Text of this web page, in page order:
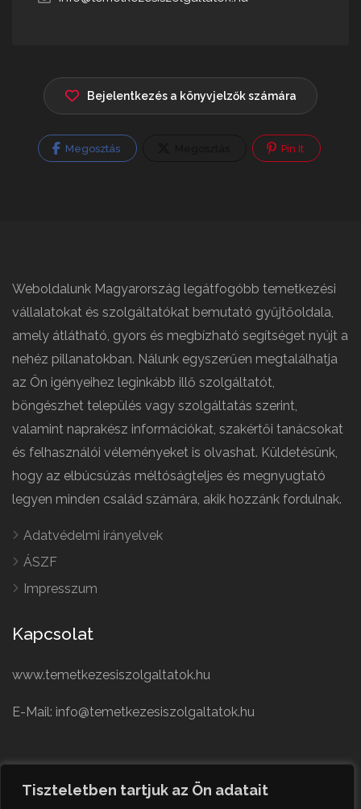
Tiszteletben tartjuk az Ön adatait
Bejelentkezés a könyvjelzők számára
Megosztás Pin It
Weboldalunk Magyarország legátfogóbb temetkezési
vállalatokat és szolgáltatókat bemutató gyűjtőoldala,
amely átlátható, gyors és megbízható segítséget nyújt a
nehéz pillanatokban. Nálunk egyszerűen megtalálhatja
az Ön igényeihez leginkább illő szolgáltatót,
böngészhet település vagy szolgáltatás szerint,
valamint naprakész információkat, szakértői tanácsokat
és felhasználói véleményeket is olvashat. Küldetésünk,
hogy az elbúcsúzás méltóságteljes és megnyugtató
legyen minden család számára, akik hozzánk fordulnak.
Adatvédelmi irányelvek
ÁSZF
Impresszum
Kapcsolat
www.temetkezesiszolgaltatok.hu
E-Mail: info@temetkezesiszolgaltatok.hu
German